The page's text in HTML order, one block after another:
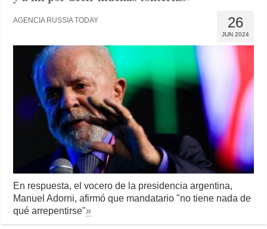
26
JUN 2024
AGENCIA RUSSIA TODAY
En respuesta, el vocero de la presidencia argentina,
Manuel Adorni, afirmó que mandatario "no tiene nada de
qué arrepentirse"»